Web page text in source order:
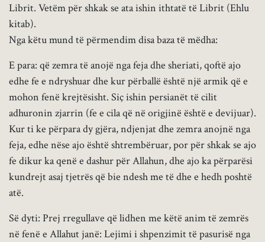
Librit. Vetëm për shkak se ata ishin ithtatë të Librit (Ehlu
kitab).
Nga këtu mund të përmendim disa baza të mëdha:
E para: që zemra të anojë nga feja dhe sheriati, qoftë ajo
edhe fe e ndryshuar dhe kur përballë është një armik që e
mohon fenë krejtësisht. Siç ishin persianët të cilit
adhuronin zjarrin (fe e cila që në origjinë është e devijuar).
Kur ti ke përpara dy gjëra, ndjenjat dhe zemra anojnë nga
feja, edhe nëse ajo është shtrembëruar, por për shkak se ajo
fe dikur ka qenë e dashur për Allahun, dhe ajo ka përparësi
kundrejt asaj tjetrës që bie ndesh me të dhe e hedh poshtë
atë.
Së dyti: Prej rregullave që lidhen me këtë anim të zemrës
në fenë e Allahut janë: Lejimi i shpenzimit të pasurisë nga